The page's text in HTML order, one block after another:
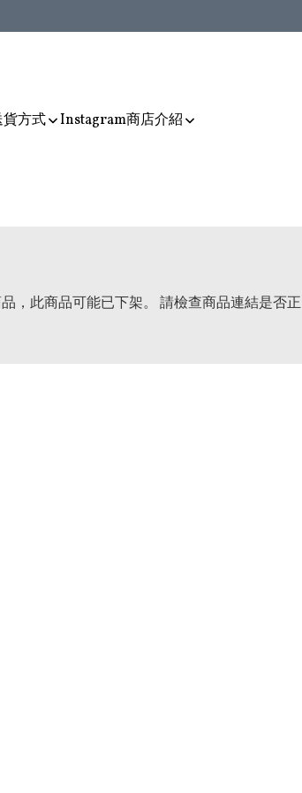
方式 Instagram商店介紹
，此商品可能已下架。 請檢查商品連結是否正